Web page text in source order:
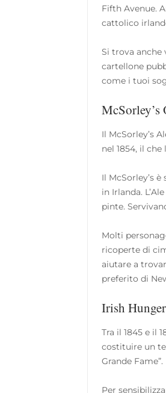
Fifth Avenue.
cattolico
Si trova anche
cartellone
come i tuoi
McSorley’s
Il McSorley’s
nel 1854, il
Il McSorley’s
in Irlanda.
pinte.
Molti
ricoperte di
aiutare a
preferito di
Irish
Tra il 1845 e il
costituire un
Grande Fame”.
Per